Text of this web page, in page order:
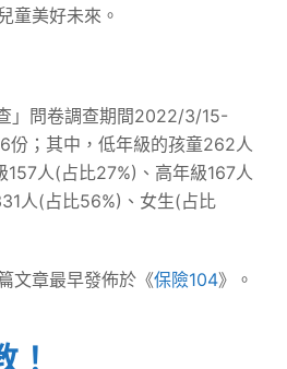
童美好未來。
」問卷調查期間2022/3/15-
份；其中，低年級的孩童262人
157人(占比27%)、高年級167人
人(占比56%)、女生(占比
文章最早發佈於《保險104》。